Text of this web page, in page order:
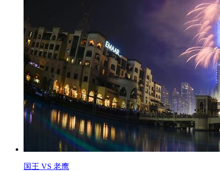
国王 VS 老鹰